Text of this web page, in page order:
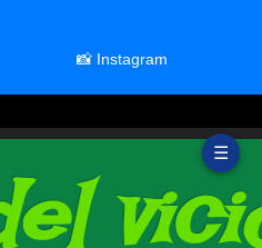
☰
📸 Instagram